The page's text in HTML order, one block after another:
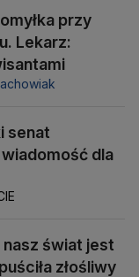
przy
Lekarz:
senat
dla
nasz świat jest
złośliwy